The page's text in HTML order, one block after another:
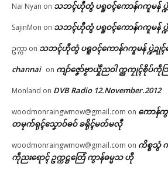
Nai Nyan on သဘၚ်ဟီုတွံ ပရူဝၚ်ကောန်ဂကူမန် ပ္
SajinMon on သဘၚ်ဟီုတွံ ပရူဝၚ်ကောန်ဂကူမန် ပ္
ဥက္ကာ on သဘၚ်ဟီုတွံ ပရူဝၚ်ကောန်ဂကူမန် ပ္ဍဲဍု
channai on ကျာ်ဇၞော်ဗၟာယှိုဲညဝါ က္ညကၠုၚ်စိုပ်ကဵုသြ
Monland on DVB Radio 12.November.2012
woodmonraingwmow@gmail.com on ကောန်ကွ
တမုက်ရုၚ်သၞောဝ်ဓဝ် ခရိုၚ်မတ်မလီု
woodmonraingwmow@gmail.com on ကိစ္စသွံ
ကဵုညးရောၚ် ဥက္ကဋ္ဌတြေံ ကွာန်ဓမ္မသ ဟီု